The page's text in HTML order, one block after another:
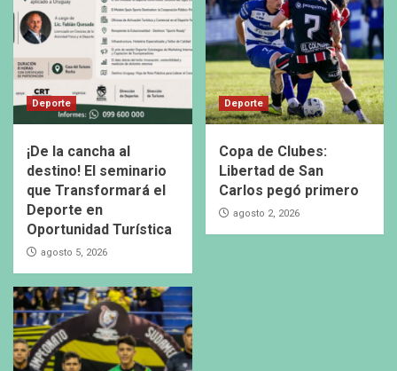
Deporte
¡De la cancha al
destino! El seminario
que Transformará el
Deporte en
Oportunidad Turística
agosto 5, 2026
Deporte
Copa de Clubes:
Libertad de San
Carlos pegó primero
agosto 2, 2026